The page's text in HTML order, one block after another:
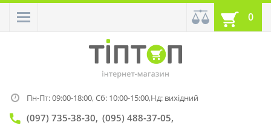
0
Пн-Пт: 09:00-18:00,Сб: 10:00-15:00,Нд: вихідний
(097) 735-38-30 (095) 488-37-05